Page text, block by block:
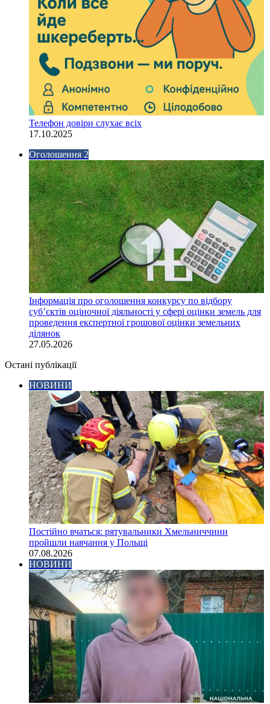
Телефон довіри слухає всіх
17.10.2025
Оголошення 2
Інформація про оголошення конкурсу по відбору
суб’єктів оціночної діяльності у сфері оцінки земель для
проведення експертної грошової оцінки земельних
ділянок
27.05.2026
Остані публікації
НОВИНИ
Постійно вчаться: рятувальники Хмельниччини
пройшли навчання у Польщі
07.08.2026
НОВИНИ